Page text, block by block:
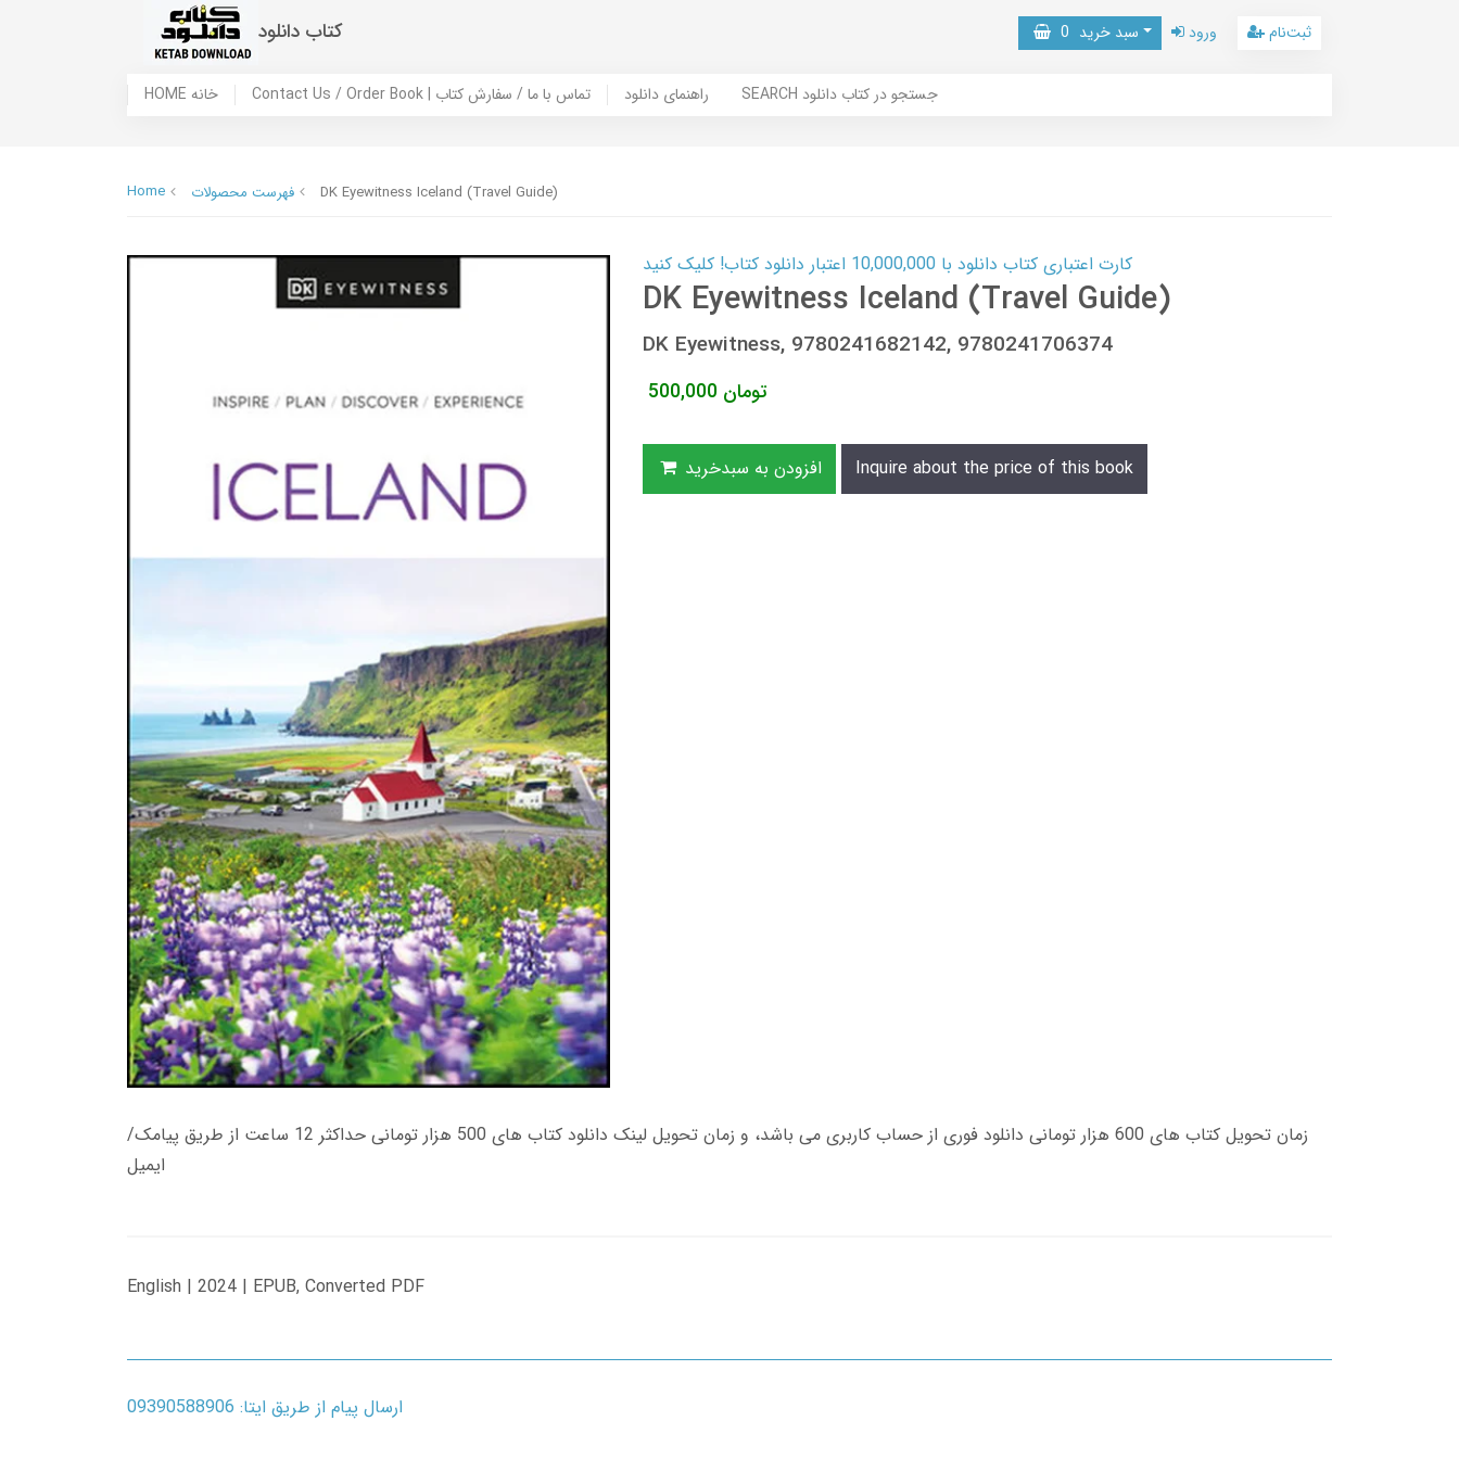
کتاب دانلود سبد خرید 0 ورود ثبت‌نام
HOME خانه Contact Us / Order Book | تماس با ما / سفارش کتاب راهنمای دانلود SEARCH جستجو در کتاب دانلود
Home فهرست محصولات DK Eyewitness Iceland (Travel Guide)
کارت اعتباری کتاب دانلود با 10,000,000 اعتبار دانلود کتاب! کلیک کنید
DK Eyewitness Iceland (Travel Guide)
DK Eyewitness, 9780241682142, 9780241706374
500,000 تومان
افزودن به سبدخرید Inquire about the price of this book
زمان تحویل کتاب های 600 هزار تومانی دانلود فوری از حساب کاربری می باشد، و زمان تحویل لینک دانلود کتاب های 500 هزار تومانی حداکثر 12 ساعت از طریق پیامک/
ایمیل
English | 2024 | EPUB, Converted PDF
ارسال پیام از طریق ایتا: 09390588906